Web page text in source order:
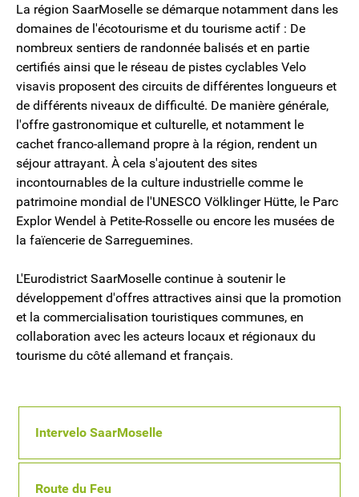
La région SaarMoselle se démarque notamment dans les
domaines de l'écotourisme et du tourisme actif : De
nombreux sentiers de randonnée balisés et en partie
certifiés ainsi que le réseau de pistes cyclables Velo
visavis proposent des circuits de différentes longueurs et
de différents niveaux de difficulté. De manière générale,
l'offre gastronomique et culturelle, et notamment le
cachet franco-allemand propre à la région, rendent un
séjour attrayant. À cela s'ajoutent des sites
incontournables de la culture industrielle comme le
patrimoine mondial de l'UNESCO Völklinger Hütte, le Parc
Explor Wendel à Petite-Rosselle ou encore les musées de
la faïencerie de Sarreguemines.
L'Eurodistrict SaarMoselle continue à soutenir le
développement d'offres attractives ainsi que la promotion
et la commercialisation touristiques communes, en
collaboration avec les acteurs locaux et régionaux du
tourisme du côté allemand et français.
Intervelo SaarMoselle
Route du Feu